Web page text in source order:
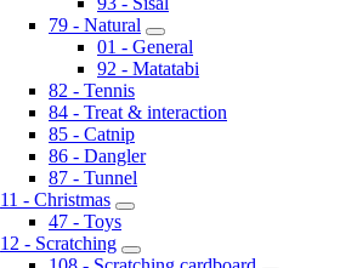
79 - Natural
01 - General
92 - Matatabi
82 - Tennis
84 - Treat & interaction
85 - Catnip
86 - Dangler
87 - Tunnel
11 - Christmas
47 - Toys
12 - Scratching